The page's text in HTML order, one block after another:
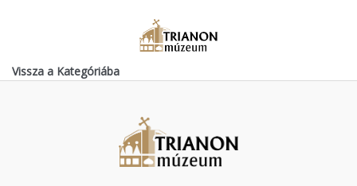
Vissza a Kategóriába